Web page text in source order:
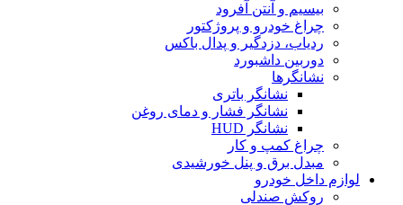
بیسیم و آنتن آفرود
چراغ خودرو و پروژکتور
ردیاب، دزدگیر و پدال باکس
دوربین داشبورد
نشانگرها
نشانگر باتری
نشانگر فشار و دمای روغن
نشانگر HUD
چراغ کمپ و کار
مبدل برق و پنل خورشیدی
لوازم داخل خودرو
روکش صندلی